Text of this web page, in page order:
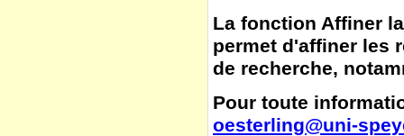
La fonction Affiner
permet d'affiner les
de recherche,
Pour toute
oesterling@uni-